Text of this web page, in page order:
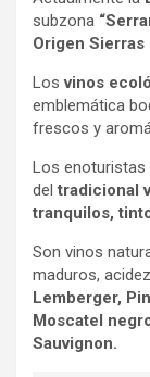
subzona
Origen Sierras
Losvinos
emblemática
frescos y
Los enoturistas
del tradicional
tranquilos,
Son vinos
maduros,
Lemberger,
Moscatel
Sauvignon.